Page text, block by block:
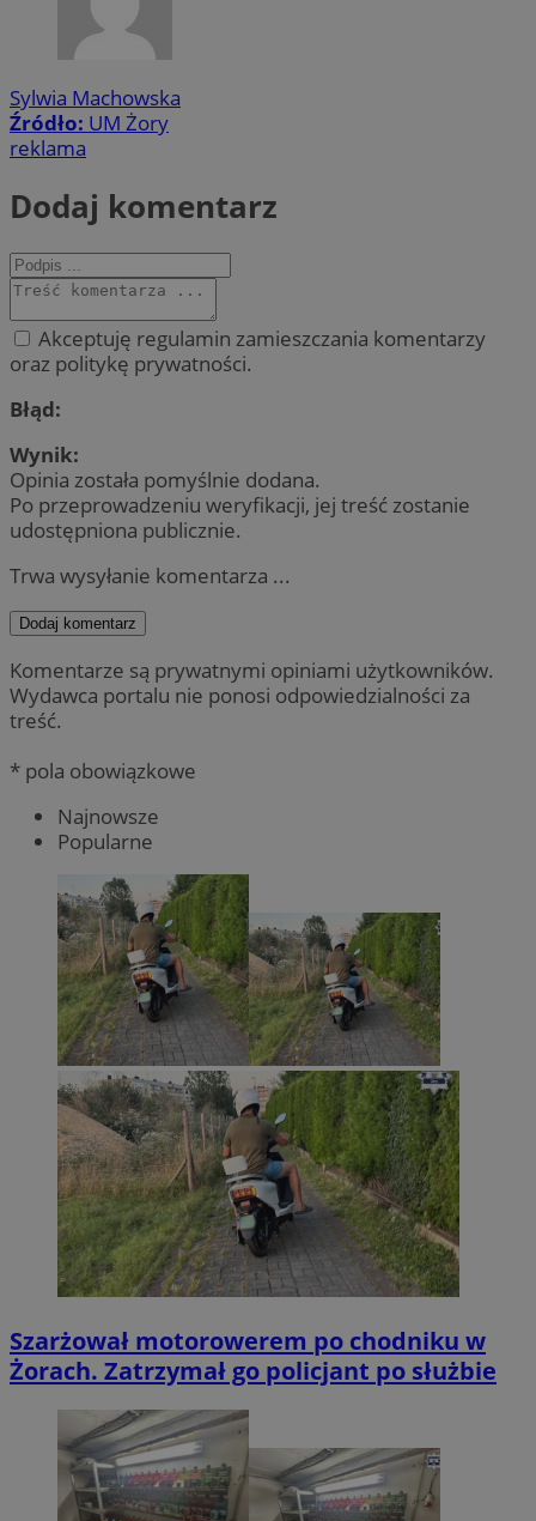
Sylwia Machowska
Źródło: UM Żory
reklama
Dodaj komentarz
Akceptuję regulamin zamieszczania komentarzy
oraz politykę prywatności.
Błąd:
Wynik:
Opinia została pomyślnie dodana.
Po przeprowadzeniu weryfikacji, jej treść zostanie
udostępniona publicznie.
Trwa wysyłanie komentarza ...
Dodaj komentarz
Komentarze są prywatnymi opiniami użytkowników.
Wydawca portalu nie ponosi odpowiedzialności za
treść.
* pola obowiązkowe
Najnowsze
Popularne
Szarżował motorowerem po chodniku w
Żorach. Zatrzymał go policjant po służbie